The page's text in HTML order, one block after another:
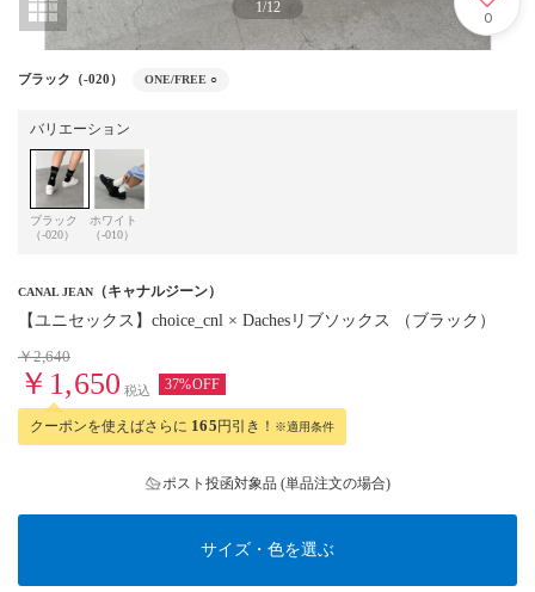
1/12
0
ブラック（-020） ONE/FREE ○
バリエーション
ブラック
（-020）
ホワイト
（-010）
CANAL JEAN （キャナルジーン）
【ユニセックス】choice_cnl × Dachesリブソックス （ブラック）
￥2,640
￥1,650 税込 37%OFF
クーポンを使えばさらに 165円引き！ ※適用条件
ポスト投函対象品 (単品注文の場合)
サイズ・色を選ぶ